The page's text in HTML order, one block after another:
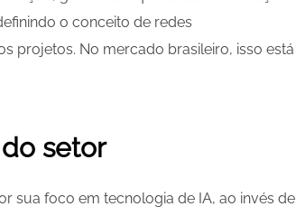
o conceito de redes
projetos. No mercado brasileiro, isso está
setor
sua foco em tecnologia de IA, ao invés de